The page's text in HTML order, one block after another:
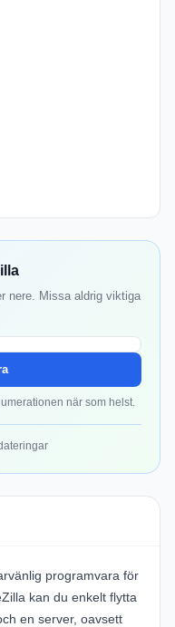
nere. Missa aldrig viktiga
när som helst.
programvara för
kan du enkelt flytta
en server, oavsett